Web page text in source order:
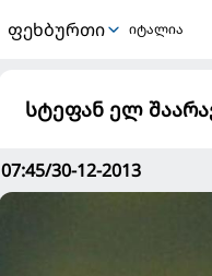
ᲤᲔᲮᲑᲣᲠᲗᲘ იტალია
სტეფან ელ
07:45/30-12-2013